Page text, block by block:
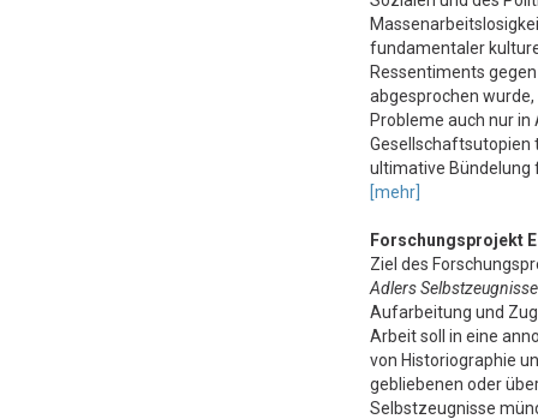
fundamentaler
Ressentiments
abgesprochen
Probleme auch nur
Gesellschaftsutopien
ultimative Bündelung
[mehr]
Forschungsprojekt
Ziel des
Adlers
Aufarbeitung und
Arbeit soll in eine
von Historiographie
gebliebenen oder
Selbstzeugnisse